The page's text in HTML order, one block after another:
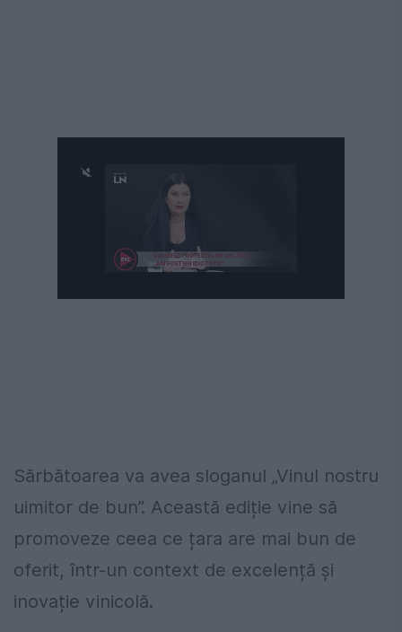
Sărbătoarea va avea sloganul „Vinul nostru
uimitor de bun”. Această ediție vine să
promoveze ceea ce țara are mai bun de
oferit, într-un context de excelență și
inovație vinicolă.